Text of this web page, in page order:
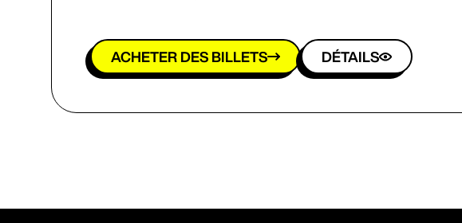
ACHETER DES BILLETS DÉTAILS